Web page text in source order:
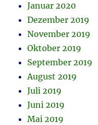
Januar 2020
Dezember 2019
November 2019
Oktober 2019
September 2019
August 2019
Juli 2019
Juni 2019
Mai 2019